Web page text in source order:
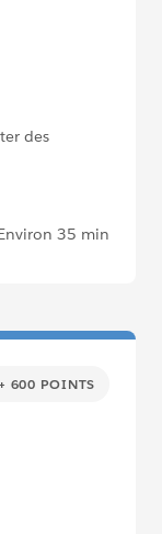
des
35 min
+ 600 POINTS